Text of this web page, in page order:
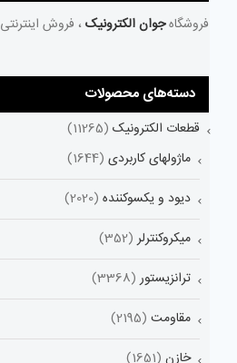
فروشگاهجوان الکترونیک ، فروش اینترنتی
دسته‌های محصولات
قطعات الکترونیک (11265)
ماژولهای کاربردی (1644)
دیود و یکسوکننده (2020)
میکروکنترلر (352)
ترانزیستور (3368)
مقاومت (2195)
خازن (1651)